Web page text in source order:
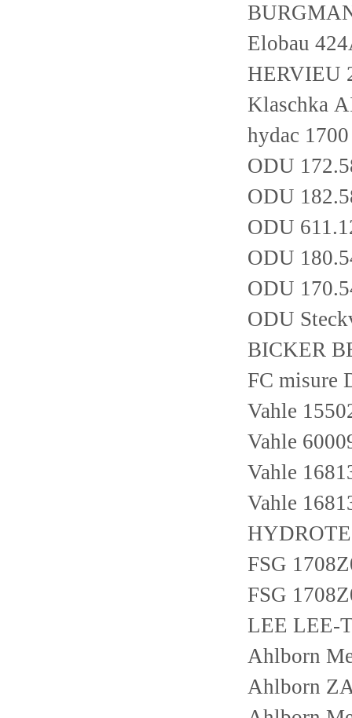
Elobau
HERVIEU
Klaschka
hydac
ODU
ODU
ODU
ODU
ODU
ODU
BICKER
FC misure
Vahle
Vahle
Vahle
Vahle
FSG
FSG
LEE LEE-
Ahlborn
Ahlborn